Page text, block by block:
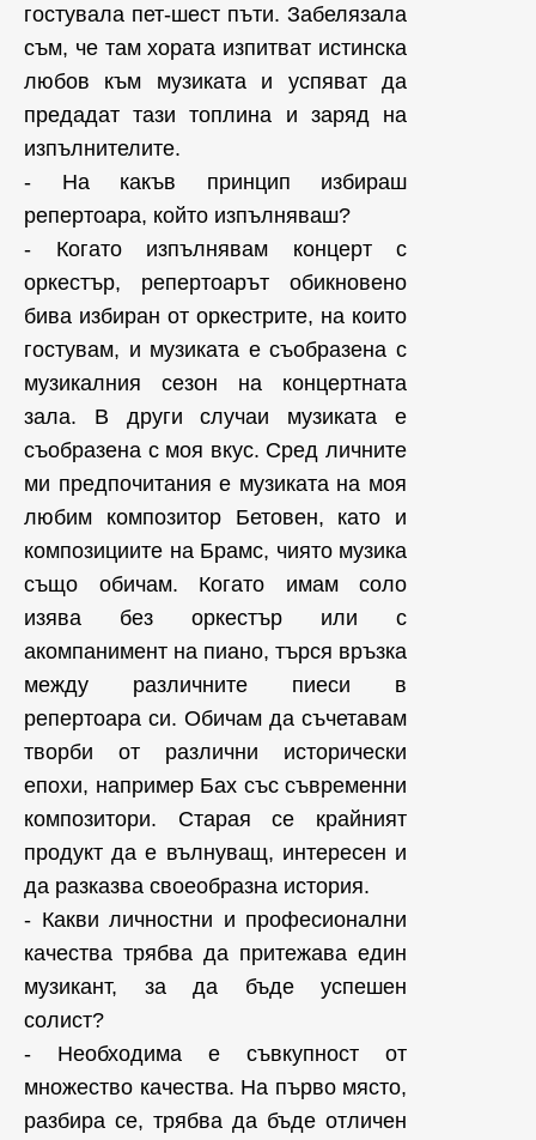
гостувала пет-шест пъти. Забелязала
съм, че там хората изпитват истинска
любов към музиката и успяват да
предадат тази топлина и заряд на
изпълнителите.
- На какъв принцип избираш
репертоара, който изпълняваш?
- Когато изпълнявам концерт с
оркестър, репертоарът обикновено
бива избиран от оркестрите, на които
гостувам, и музиката е съобразена с
музикалния сезон на концертната
зала. В други случаи музиката е
съобразена с моя вкус. Сред личните
ми предпочитания е музиката на моя
любим композитор Бетовен, като и
композициите на Брамс, чиято музика
също обичам. Когато имам соло
изява без оркестър или с
акомпанимент на пиано, търся връзка
между различните пиеси в
репертоара си. Обичам да съчетавам
творби от различни исторически
епохи, например Бах със съвременни
композитори. Старая се крайният
продукт да е вълнуващ, интересен и
да разказва своеобразна история.
- Какви личностни и професионални
качества трябва да притежава един
музикант, за да бъде успешен
солист?
- Необходима е съвкупност от
множество качества. На първо място,
разбира се, трябва да бъде отличен